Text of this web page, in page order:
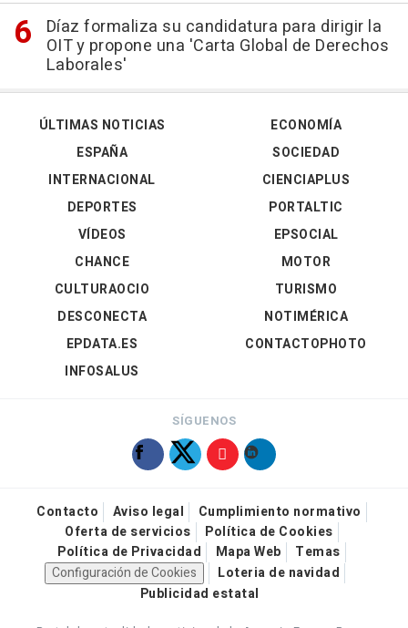
Díaz formaliza su candidatura para dirigir la
OIT y propone una 'Carta Global de Derechos
Laborales'
ÚLTIMAS NOTICIAS
ESPAÑA
INTERNACIONAL
DEPORTES
VÍDEOS
ECONOMÍA
SOCIEDAD
CIENCIAPLUS
PORTALTIC
EPSOCIAL
CHANCE
CULTURAOCIO
DESCONECTA
EPDATA.ES
INFOSALUS
MOTOR
TURISMO
NOTIMÉRICA
CONTACTOPHOTO
SÍGUENOS
Contacto Aviso legal
Cumplimiento normativo
Oferta de servicios
Política de Cookies
Política de Privacidad
Mapa Web
Temas
Configuración de Cookies
Loteria de navidad
Publicidad estatal